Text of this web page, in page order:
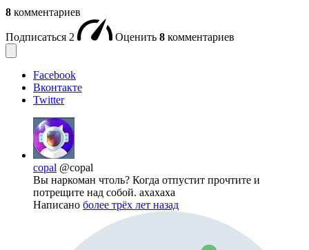
8 комментариев
Подписаться 2 Оценить 8 комментариев
Facebook
Вконтакте
Twitter
copal @copal
Вы наркоман чтоль? Когда отпустит прочтите и
потрещите над собой. ахахаха
Написано более трёх лет назад